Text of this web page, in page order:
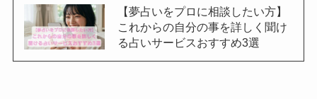
【夢占いをプロに相談したい方】
これからの自分の事を詳しく聞け
る占いサービスおすすめ3選